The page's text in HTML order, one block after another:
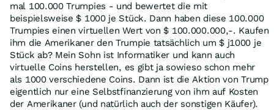
mal 100.000 Trumpies - und bewertet die mit
beispielsweise $ 1000 je Stück. Dann haben diese 100.000
Trumpies einen virtuellen Wert von $ 100.000.000,-. Kaufen
ihm die Amerikaner den Trumpie tatsächlich um $ j1000 je
Stück ab? Mein Sohn ist Informatiker und kann auch
virtuelle Coins herstellen, es gibt ja sowieso schon mehr
als 1000 verschiedene Coins. Dann ist die Aktion von Trump
eigentlich nur eine Selbstfinanzierung von ihm auf Kosten
der Amerikaner (und natürlich auch der sonstigen Käufer).